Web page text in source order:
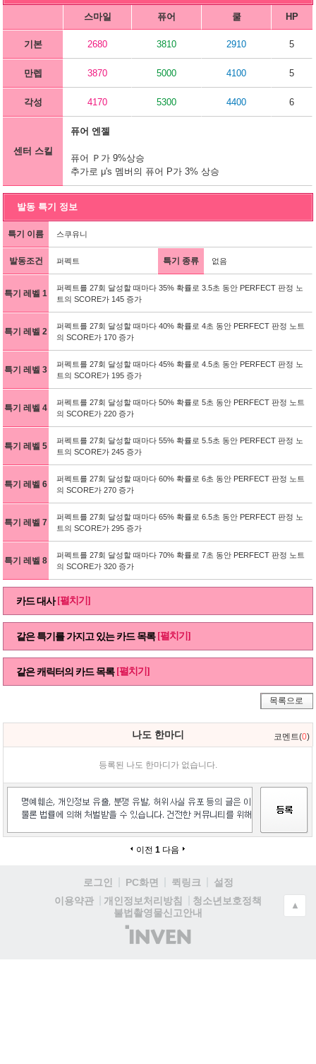
스마일 퓨어 쿨 HP
기본 2680 3810 2910 5
만렙 3870 5000 4100 5
각성 4170 5300 4400 6
센터 스킬
퓨어 엔젤
퓨어 Ｐ가 9%상승
추가로 μ's 멤버의 퓨어 P가 3% 상승
발동 특기 정보
특기 이름 스쿠유니
발동조건 퍼펙트 특기 종류 없음
특기 레벨 1
퍼펙트를 27회 달성할 때마다 35% 확률로 3.5초 동안 PERFECT 판정 노
트의 SCORE가 145 증가
특기 레벨 2
퍼펙트를 27회 달성할 때마다 40% 확률로 4초 동안 PERFECT 판정 노트
의 SCORE가 170 증가
특기 레벨 3
퍼펙트를 27회 달성할 때마다 45% 확률로 4.5초 동안 PERFECT 판정 노
트의 SCORE가 195 증가
특기 레벨 4
퍼펙트를 27회 달성할 때마다 50% 확률로 5초 동안 PERFECT 판정 노트
의 SCORE가 220 증가
특기 레벨 5
퍼펙트를 27회 달성할 때마다 55% 확률로 5.5초 동안 PERFECT 판정 노
트의 SCORE가 245 증가
특기 레벨 6
퍼펙트를 27회 달성할 때마다 60% 확률로 6초 동안 PERFECT 판정 노트
의 SCORE가 270 증가
특기 레벨 7
퍼펙트를 27회 달성할 때마다 65% 확률로 6.5초 동안 PERFECT 판정 노
트의 SCORE가 295 증가
특기 레벨 8
퍼펙트를 27회 달성할 때마다 70% 확률로 7초 동안 PERFECT 판정 노트
의 SCORE가 320 증가
카드 대사 [펼치기]
같은 특기를 가지고 있는 카드 목록 [펼치기]
같은 캐릭터의 카드 목록 [펼치기]
목록으로
나도 한마디 코멘트(0)
등록된 나도 한마디가 없습니다.
이전 1 다음
로그인 PC화면 퀵링크
설정
이용약관
개인정보처리방침
청소년보호정책
불법촬영물신고안내
(주)
인
▲